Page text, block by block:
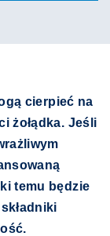
cierpieć na
żołądka. Jeśli
temu będzie